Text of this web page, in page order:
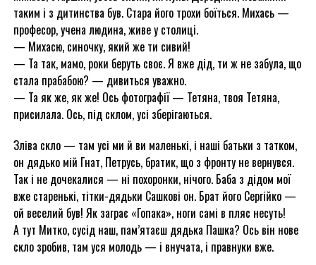
таким і з дитинства був. Стара його трохи боїться. Михась —
професор, учена людина, живе у столиці.
— Михасю, синочку, який же ти сивий!
— Та так, мамо, роки беруть своє. Я вже дід, ти ж не забула, що
стала прабабою? — дивиться уважно.
— Та як же, як же! Ось фотографії — Тетяна, твоя Тетяна,
присилала. Ось, під склом, усі зберігаються.
Зліва скло — там усі ми й ви маленькі, і наші батьки з татком,
он дядько мій Гнат, Петрусь, братик, що з фронту не вернувся.
Так і не дочекалися — ні похоронки, нічого. Баба з дідом мої
вже старенькі, тітки-дядьки Сашкові он. Брат його Сергійко —
ой веселий був! Як заграє «Гопака», ноги самі в пляс несуть!
А тут Митко, сусід наш, пам’ятаєш дядька Пашка? Ось він нове
скло зробив, там уся молодь — і внучата, і правнуки вже.